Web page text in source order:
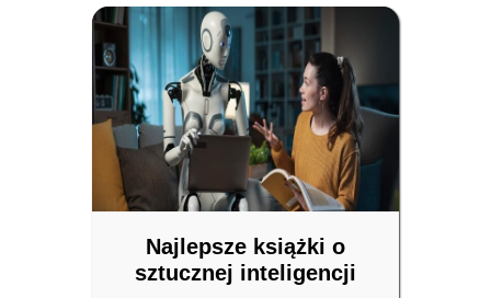
Najlepsze książki o
sztucznej inteligencji